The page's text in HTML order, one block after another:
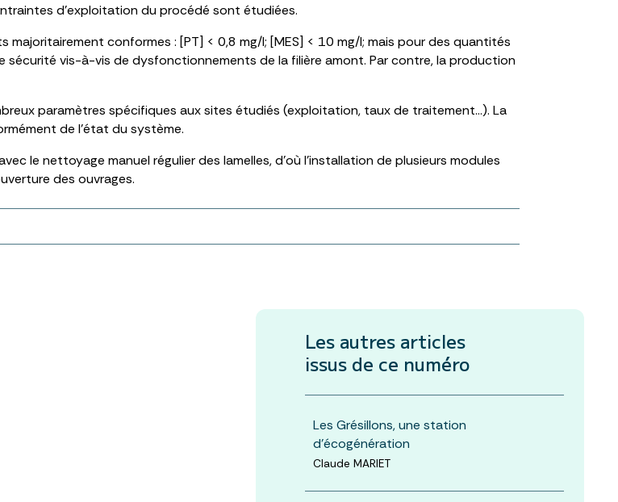
d’exploitation du procédé sont étudiées.
conformes : [PT] < 0,8 mg/l; [MES] < 10 mg/l; mais pour des quantités
vis-à-vis de dysfonctionnements de la filière amont. Par contre, la production
paramètres spécifiques aux sites étudiés (exploitation, taux de traitement…). La
de l’état du système.
le nettoyage manuel régulier des lamelles, d’où l’installation de plusieurs modules
des ouvrages.
Les autres articles
issus de ce numéro
Les Grésillons, une station
d'écogénération
Claude MARIET